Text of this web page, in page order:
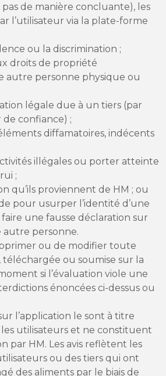
de manière concluante), les
l’utilisateur via la plate-forme
ou la discrimination ;
droits de propriété
autre personne physique ou
légale due à un tiers (par
confiance) ;
diffamatoires, indécents
illégales ou porter atteinte
;
qu’ils proviennent de HM ; ou
pour usurper l’identité d’une
une fausse déclaration sur
autre personne.
ou de modifier toute
ou soumise sur la
si l’évaluation viole une
énoncées ci-dessus ou
l’application le sont à titre
utilisateurs et ne constituent
par HM. Les avis reflètent les
ou des tiers qui ont
des aliments par le biais de